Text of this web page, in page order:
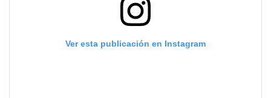
Ver esta publicación en Instagram